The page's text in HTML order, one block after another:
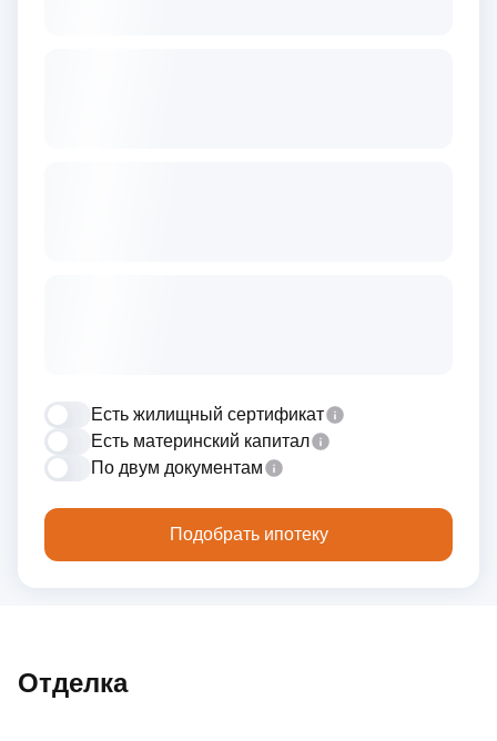
Есть жилищный сертификат
Есть материнский капитал
По двум документам
Подобрать ипотеку
Отделка